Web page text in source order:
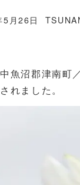
月26日
著
魚沼郡津南町
れました。